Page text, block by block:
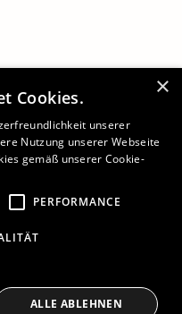
×
Cookies.
unserer
Nutzung unserer Webseite
gemäß unserer Cookie-
PERFORMANCE
ALLE ABLEHNEN